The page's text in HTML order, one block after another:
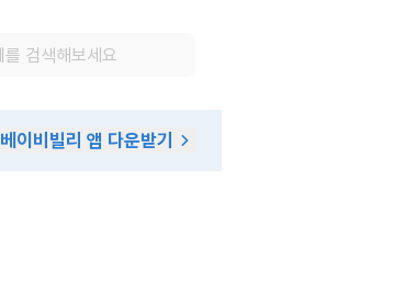
베이비빌리 앱 다운받기